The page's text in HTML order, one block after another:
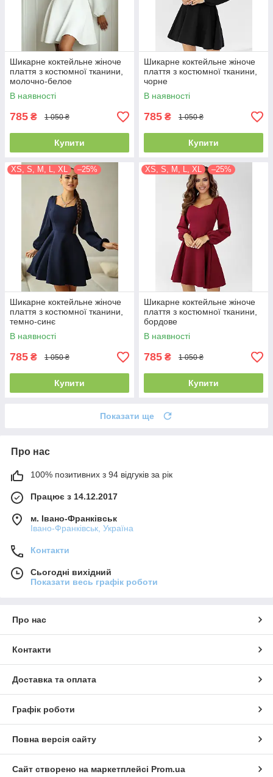
Шикарне коктейльне жіноче
плаття з костюмної тканини,
молочно-белое
В наявності
785 ₴ 1 050 ₴
Купити
Шикарне коктейльне жіноче
плаття з костюмної тканини,
чорне
В наявності
785 ₴ 1 050 ₴
Купити
XS, S, M, L, XL –25%
Шикарне коктейльне жіноче
плаття з костюмної тканини,
темно-синє
В наявності
785 ₴ 1 050 ₴
Купити
XS, S, M, L, XL –25%
Шикарне коктейльне жіноче
плаття з костюмної тканини,
бордове
В наявності
785 ₴ 1 050 ₴
Купити
Показати ще
Про нас
100% позитивних з 94 відгуків за рік
Працює з 14.12.2017
м. Івано-Франківськ
Івано-Франківськ, Україна
Контакти
Сьогодні вихідний
Показати весь графік роботи
Про нас
Контакти
Доставка та оплата
Графік роботи
Повна версія сайту
Сайт створено на маркетплейсі Prom.ua